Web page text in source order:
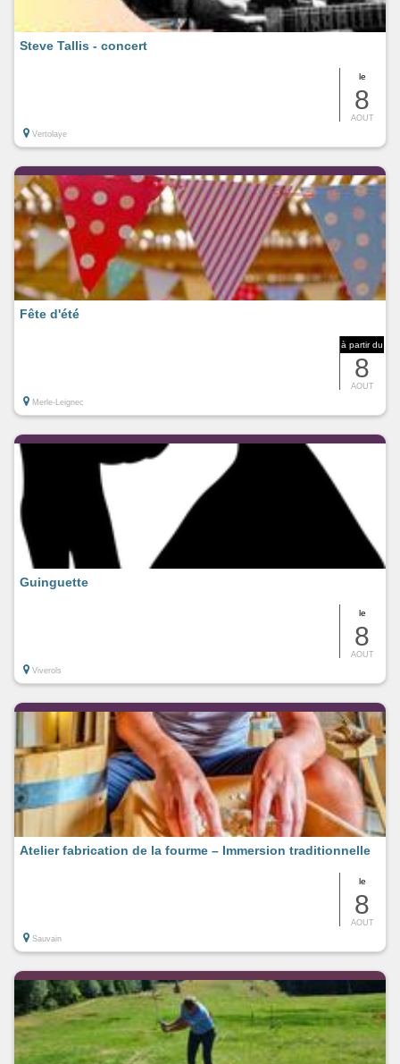
le
8
AOUT
Steve Tallis - concert
Vertolaye
à partir du
8
AOUT
Fête d'été
Merle-Leignec
le
8
AOUT
Guinguette
Viverols
le
8
AOUT
Atelier fabrication de la fourme – Immersion traditionnelle
Sauvain